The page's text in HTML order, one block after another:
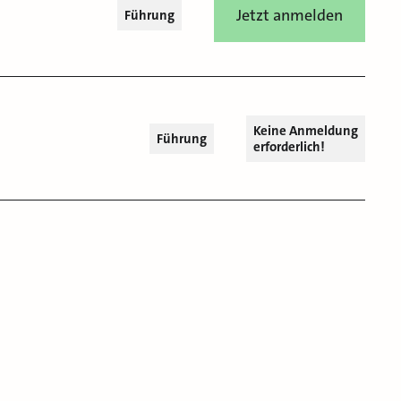
Führung Jetzt anmelden
Führung
Keine Anmeldung
erforderlich!